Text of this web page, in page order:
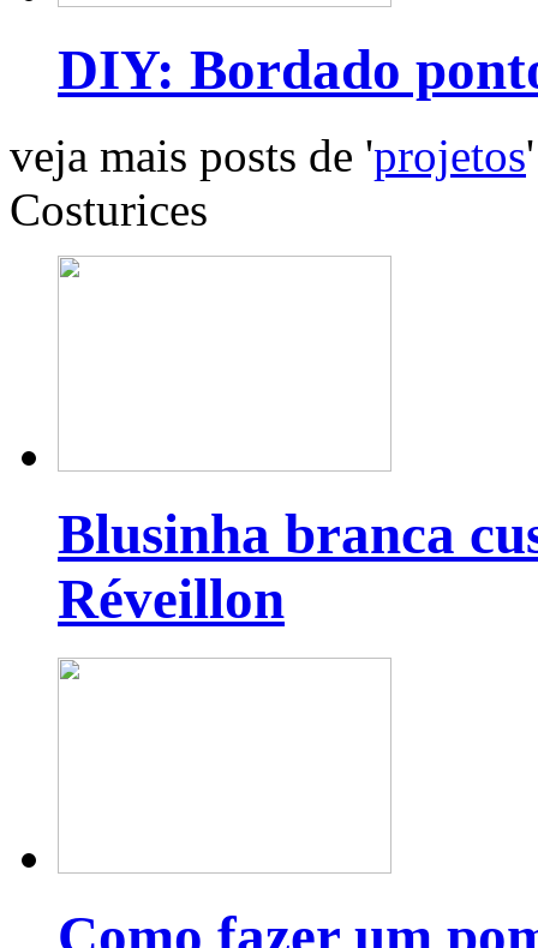
DIY: Bordado
veja mais posts de 'projetos'
Costurices
Blusinha branca
Réveillon